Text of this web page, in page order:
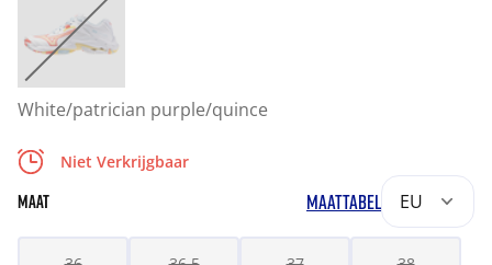
White/patrician purple/quince
Niet Verkrijgbaar
MAAT MAATTABEL EU